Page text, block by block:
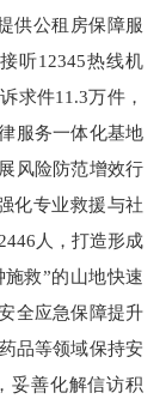
供公租房保障服
听12345热线机
求件11.3万件，
服务一体化基地
风险防范增效行
化专业救援与社
人，打造形成
救”的山地快速
全应急保障提升
品等领域保持安
妥善化解信访积